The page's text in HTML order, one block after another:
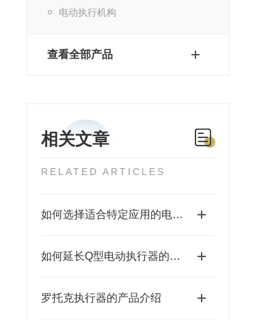
电动执行机构
查看全部产品
相关文章
RELATED ARTICLES
如何选择适合特定应用的电动执行器？
如何延长Q型电动执行器的使用寿命
罗托克执行器的产品介绍